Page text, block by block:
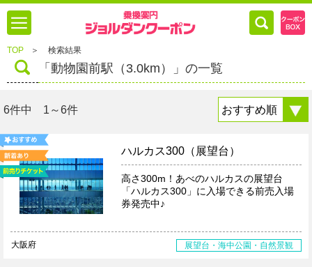
TOP ＞ 検索結果
「動物園前駅（3.0km）」の一覧
6件中 1～6件
ハルカス300（展望台）
高さ300m！あべのハルカスの展望台
「ハルカス300」に入場できる前売入場
券発売中♪
大阪府 展望台・海中公園・自然景観